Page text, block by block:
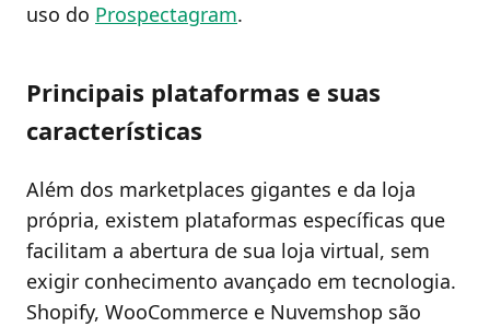
uso do Prospectagram.
Principais plataformas e suas
características
Além dos marketplaces gigantes e da loja
própria, existem plataformas específicas que
facilitam a abertura de sua loja virtual, sem
exigir conhecimento avançado em tecnologia.
Shopify, WooCommerce e Nuvemshop são